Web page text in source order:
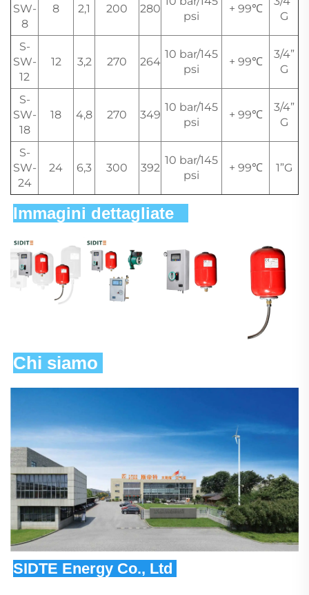
SW-
8
8 2,1 200 280
psi
+ 99℃
G
S-
SW-
12
12 3,2 270 264
10 bar/145
psi
+ 99℃
3/4”
G
S-
SW-
18
18 4,8 270 349
10 bar/145
psi
+ 99℃
3/4”
G
S-
SW-
24
24 6,3 300 392
10 bar/145
psi
+ 99℃ 1”G
Immagini dettagliate
Chi siamo
SIDTE Energy Co., Ltd